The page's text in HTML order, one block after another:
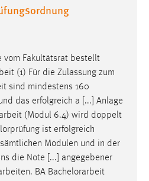
Fakultätsrat bestellt
(1) Für die Zulassung zum
sind mindestens 160
das erfolgreich a [...] Anlage
(Modul 6.4) wird doppelt
ist erfolgreich
Modulen und in der
die Note [...] angegebener
BA Bachelorarbeit